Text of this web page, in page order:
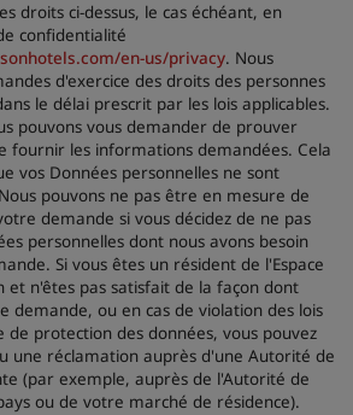
droits ci-dessus, le cas échéant, en
confidentialité
en-us/privacy. Nous
d'exercice des droits des personnes
le délai prescrit par les lois applicables.
pouvons vous demander de prouver
fournir les informations demandées. Cela
vos Données personnelles ne sont
pouvons ne pas être en mesure de
demande si vous décidez de ne pas
personnelles dont nous avons besoin
Si vous êtes un résident de l'Espace
et n'êtes pas satisfait de la façon dont
demande, ou en cas de violation des lois
de protection des données, vous pouvez
une réclamation auprès d'une Autorité de
(par exemple, auprès de l'Autorité de
ou de votre marché de résidence).